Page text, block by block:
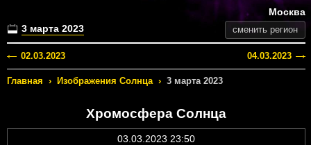
3 марта 2023
Москва
сменить регион
02.03.2023 04.03.2023
Главная › Изображения Солнца › 3 марта 2023
Хромосфера Солнца
03.03.2023 23:50